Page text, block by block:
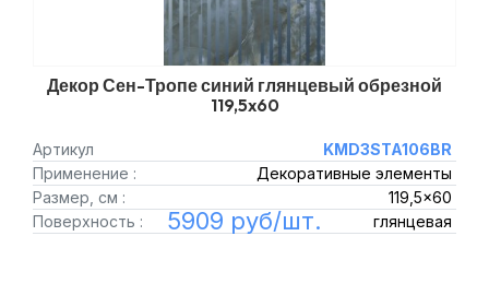
Декор Сен-Тропе синий глянцевый обрезной
119,5x60
Артикул
KMD3STA106BR
Применение :
Декоративные элементы
Размер, см :
119,5x60
Поверхность :
глянцевая
5909 руб/шт.